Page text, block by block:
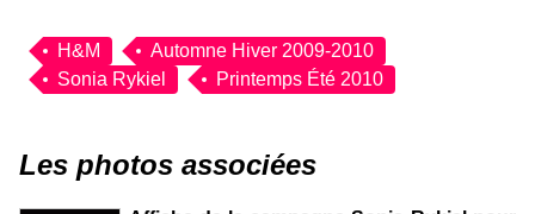
H&M
Automne Hiver 2009-2010
Sonia Rykiel
Printemps Été 2010
Les photos associées